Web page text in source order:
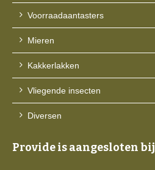
Voorraadaantasters
Mieren
Kakkerlakken
Vliegende insecten
Diversen
Provide is aangesloten bij